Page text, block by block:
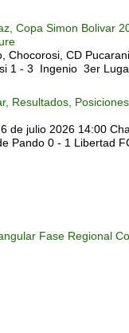
Copa Simon Bolivar
Chocorosi, CD
1 - 3 Ingenio 3er
Resultados,
de julio 2026 14:00
Pando 0 - 1 Libertad
Fase Regional